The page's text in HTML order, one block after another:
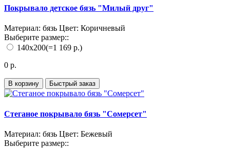
Покрывало детское бязь "Милый друг"
Материал: бязь Цвет: Коричневый
Выберите размер::
140х200(=1 169 р.)
0 р.
В корзину Быстрый заказ
Стеганое покрывало бязь "Сомерсет"
Материал: бязь Цвет: Бежевый
Выберите размер::